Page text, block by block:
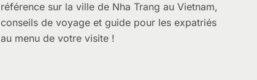
référence sur la ville de Nha Trang au Vietnam,
conseils de voyage et guide pour les expatriés
au menu de votre visite !